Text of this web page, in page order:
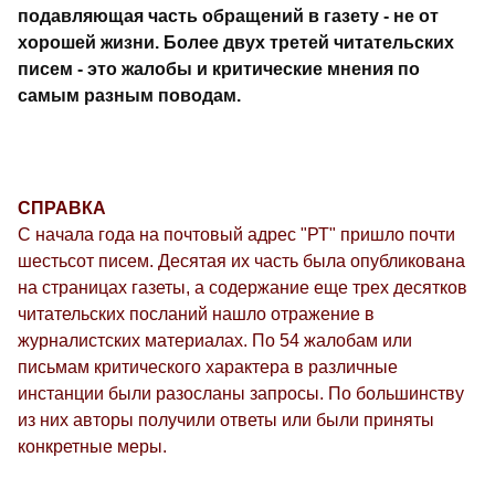
подавляющая часть обращений в газету - не от
хорошей жизни. Более двух третей читательских
писем - это жалобы и критические мнения по
самым разным поводам.
СПРАВКА
С начала года на почтовый адрес "РТ" пришло почти
шестьсот писем. Десятая их часть была опубликована
на страницах газеты, а содержание еще трех десятков
читательских посланий нашло отражение в
журналистских материалах. По 54 жалобам или
письмам критического характера в различные
инстанции были разосланы запросы. По большинству
из них авторы получили ответы или были приняты
конкретные меры.